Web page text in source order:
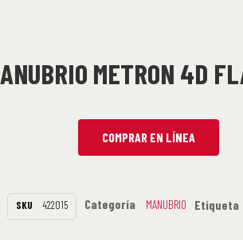
METRON 4D
COMPRAR EN LÍNEA
SKU 422015 Categoría MANUBRIO Etiqueta